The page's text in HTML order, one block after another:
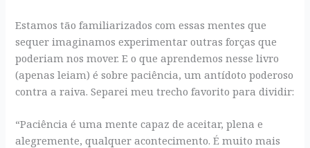
Estamos tão familiarizados com essas mentes que
sequer imaginamos experimentar outras forças que
poderiam nos mover. E o que aprendemos nesse livro
(apenas leiam) é sobre paciência, um antídoto poderoso
contra a raiva. Separei meu trecho favorito para dividir:
“Paciência é uma mente capaz de aceitar, plena e
alegremente, qualquer acontecimento. É muito mais